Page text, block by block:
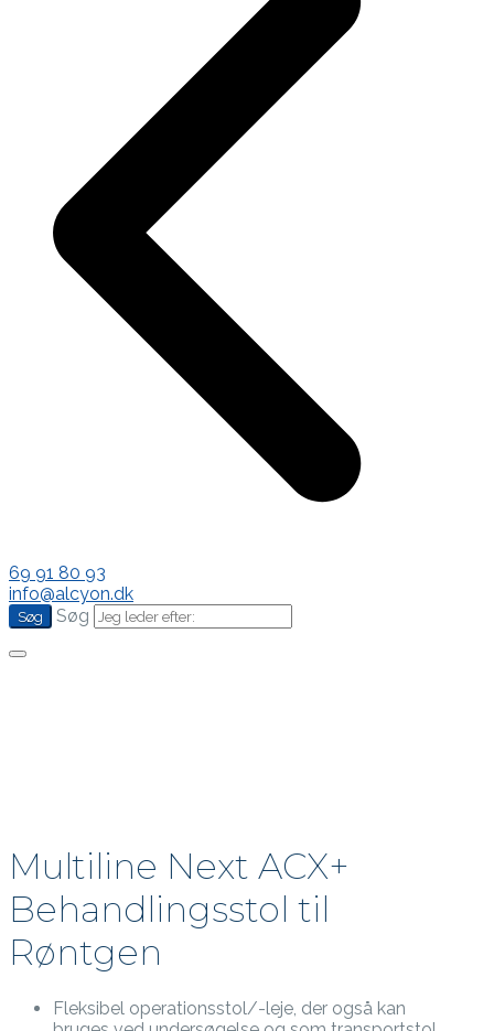
69 91 80 93
info@alcyon.dk
Søg
Multiline Next ACX+
Behandlingsstol til
Røntgen
Fleksibel operationsstol/-leje, der også kan